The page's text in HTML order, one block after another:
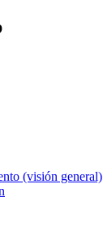
(visión general)